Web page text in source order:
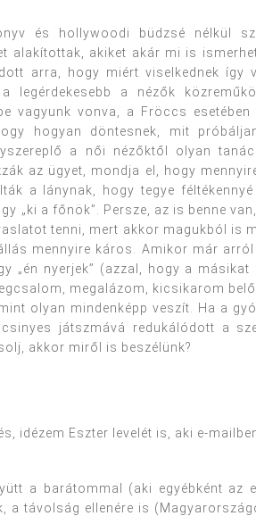
és hollywoodi büdzsé nélkül
alakítottak, akiket akár mi is
arra, hogy miért viselkednek így
legérdekesebb a nézők
vagyunk vonva, a Fröccs esetében
hogyan döntesnek, mit
a női nézőktől olyan
az ügyet, mondja el, hogy
a lánynak, hogy tegye féltékennyé
„ki a főnök”. Persze, az is benne
tenni, mert akkor magukból is
mennyire káros. Amikor már arról
„én nyerjek” (azzal, hogy a másikat
megalázom, kicsikarom
olyan mindenképp veszít. Ha a
játszmává redukálódott a
akkor miről is beszélünk?
idézem Eszter levelét is, aki e-
a barátommal (aki egyébként az
a távolság ellenére is